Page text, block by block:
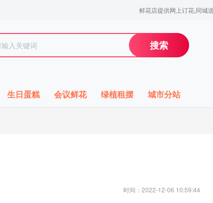
鲜花店提供网上订花,同城
搜索
生日蛋糕 会议鲜花 绿植租摆 城市分站
时间：2022-12-06 10:59:44